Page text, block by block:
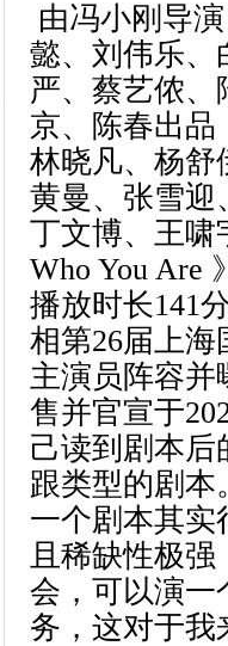
由冯小刚导
懿、刘伟乐、
严、蔡艺侬
京、陈春出品
林晓凡、杨舒
黄曼、张雪迎
丁文博、王啸
Who You Are
播放时长141
相第26届上
主演员阵容并
售并官宣于
己读到剧本后
跟类型的剧本
一个剧本其实
且稀缺性极强
会，可以演一
务，这对于我